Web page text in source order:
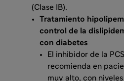
(Clase IB).
Tratamiento
control de la
con diabetes
El inhibidor de la
recomienda en
muy alto, con